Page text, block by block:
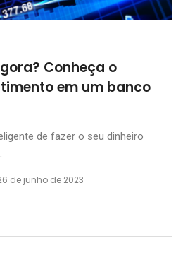
Conheça o
em um banco
de fazer o seu dinheiro
de junho de 2023